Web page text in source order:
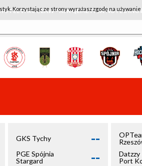
WROCŁAW - KSK QEMETICA NOTEĆ
GKS Tychy --
PGE Spójnia
Stargard
--
Port
Korzystając ze strony wyrażasz zgodę na